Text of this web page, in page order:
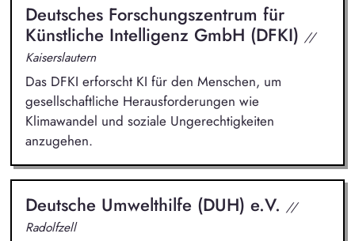
Deutsches Forschungszentrum für
Künstliche Intelligenz GmbH (DFKI) //
Kaiserslautern
Das DFKI erforscht KI für den Menschen, um
gesellschaftliche Herausforderungen wie
Klimawandel und soziale Ungerechtigkeiten
anzugehen.
Deutsche Umwelthilfe (DUH) e.V. //
Radolfzell